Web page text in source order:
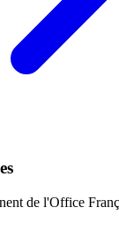
de l'Office